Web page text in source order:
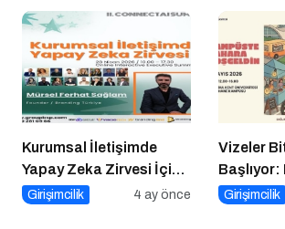
Kurumsal İletişimde
Yapay Zeka Zirvesi İçin
Geri Sayım!
Girişimcilik 4 ay önce
Vizeler
Bahar
Girişimcilik